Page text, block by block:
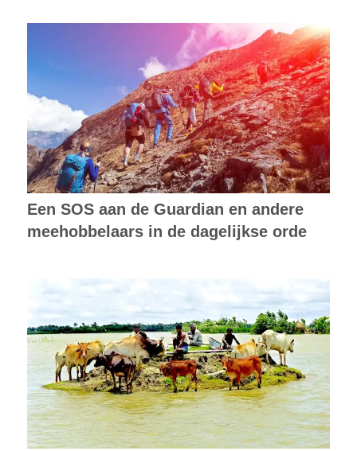
Een SOS aan de Guardian en andere
meehobbelaars in de dagelijkse orde